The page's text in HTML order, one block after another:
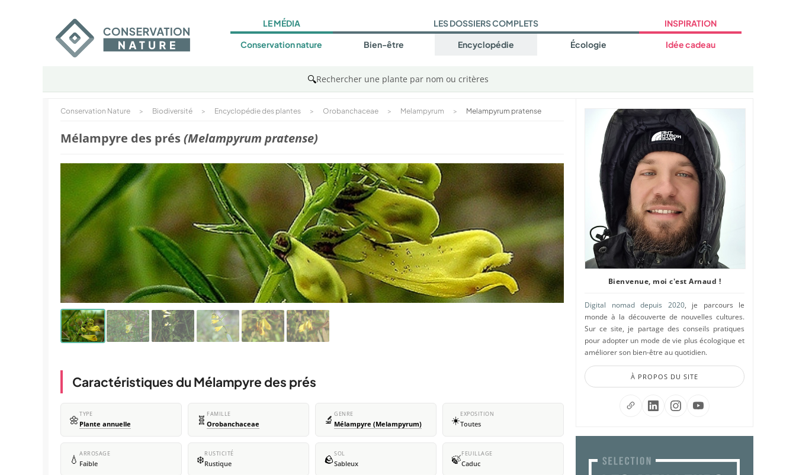
LE MÉDIA
Conservation nature
LES DOSSIERS COMPLETS
Bien-être Encyclopédie Écologie
INSPIRATION
Idée cadeau
🔍Rechercher une plante par nom ou critères
Conservation Nature > Biodiversité > Encyclopédie des plantes > Orobanchaceae > Melampyrum > Melampyrum pratense
Mélampyre des prés(Melampyrum pratense)
Caractéristiques du Mélampyre des prés
🌼TYPE
Plante annuelle 🧬 FAMILLE
Orobanchaceae 🔬 GENRE
Mélampyre (Melampyrum) ☀️EXPOSITION
Toutes
💧 ARROSAGE
Faible ❄️RUSTICITÉ
Rustique 🪨SOL
Sableux 🍃FEUILLAGE
Caduc
Bienvenue, moi c'est Arnaud !
Digital nomad depuis 2020, je parcours le
monde à la découverte de nouvelles cultures.
Sur ce site, je partage des conseils pratiques
pour adopter un mode de vie plus écologique et
améliorer son bien-être au quotidien.
À PROPOS DU SITE